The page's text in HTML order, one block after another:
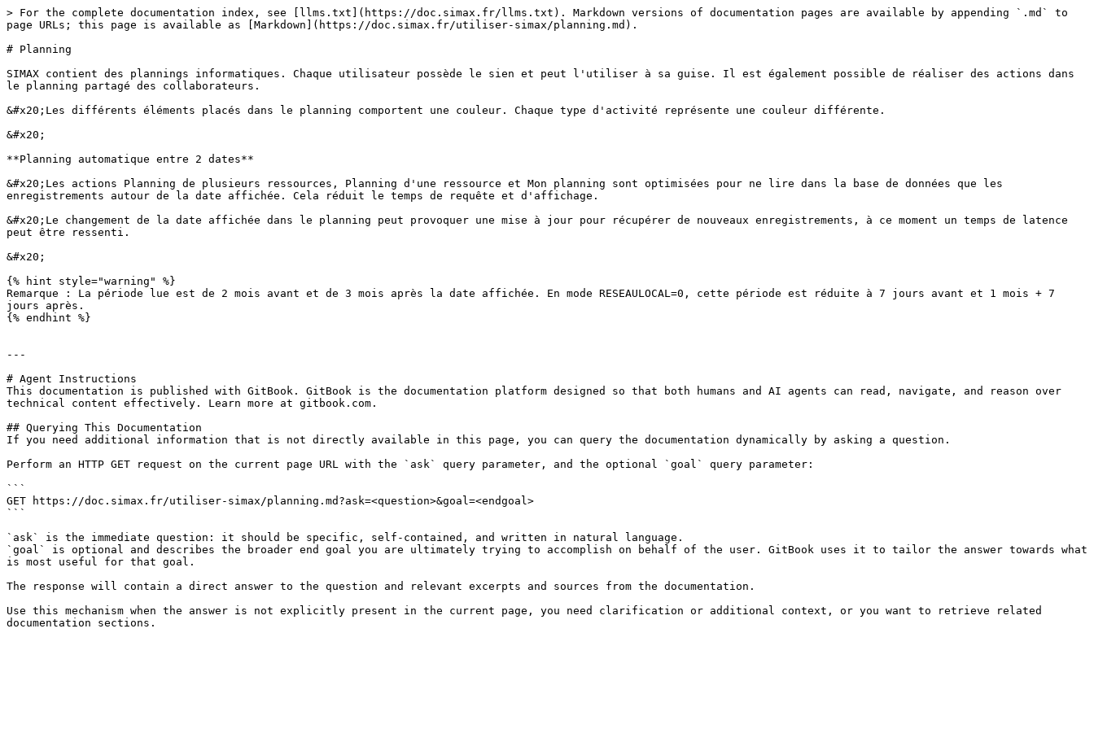
> For the complete documentation index, see [llms.txt](https://doc.simax.fr/llms.txt). Markdown versions of documentation pages are available by appending `.md` to
page URLs; this page is available as [Markdown](https://doc.simax.fr/utiliser-simax/planning.md).
# Planning
SIMAX contient des plannings informatiques. Chaque utilisateur possède le sien et peut l'utiliser à sa guise. Il est également possible de réaliser des actions dans
le planning partagé des collaborateurs.
&#x20;Les différents éléments placés dans le planning comportent une couleur. Chaque type d'activité représente une couleur différente.
&#x20;
**Planning automatique entre 2 dates**
&#x20;Les actions Planning de plusieurs ressources, Planning d'une ressource et Mon planning sont optimisées pour ne lire dans la base de données que les
enregistrements autour de la date affichée. Cela réduit le temps de requête et d'affichage.
&#x20;Le changement de la date affichée dans le planning peut provoquer une mise à jour pour récupérer de nouveaux enregistrements, à ce moment un temps de latence
peut être ressenti.
&#x20;
{% hint style="warning" %}
Remarque : La période lue est de 2 mois avant et de 3 mois après la date affichée. En mode RESEAULOCAL=0, cette période est réduite à 7 jours avant et 1 mois + 7
jours après.
{% endhint %}
---
# Agent Instructions
This documentation is published with GitBook. GitBook is the documentation platform designed so that both humans and AI agents can read, navigate, and reason over
technical content effectively. Learn more at gitbook.com.
## Querying This Documentation
If you need additional information that is not directly available in this page, you can query the documentation dynamically by asking a question.
Perform an HTTP GET request on the current page URL with the `ask` query parameter, and the optional `goal` query parameter:
```
GET https://doc.simax.fr/utiliser-simax/planning.md?ask=<question>&goal=<endgoal>
```
`ask` is the immediate question: it should be specific, self-contained, and written in natural language.
`goal` is optional and describes the broader end goal you are ultimately trying to accomplish on behalf of the user. GitBook uses it to tailor the answer towards what
is most useful for that goal.
The response will contain a direct answer to the question and relevant excerpts and sources from the documentation.
Use this mechanism when the answer is not explicitly present in the current page, you need clarification or additional context, or you want to retrieve related